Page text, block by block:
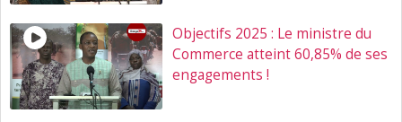
Objectifs 2025 : Le ministre du
Commerce atteint 60,85% de ses
engagements !